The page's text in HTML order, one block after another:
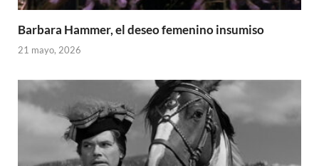
Barbara Hammer, el deseo femenino insumiso
21 mayo, 2026